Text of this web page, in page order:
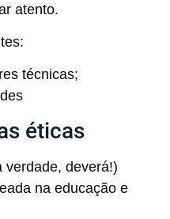
atento.
técnicas;
éticas
verdade, deverá!)
na educação e